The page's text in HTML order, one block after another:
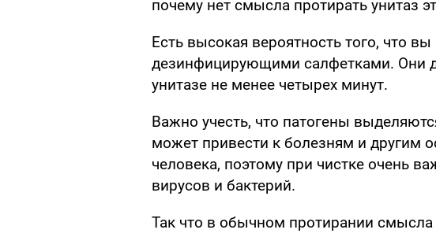
почему нет смысла протирать унитаз
Есть высокая вероятность того, что
дезинфицирующими салфетками. Они
унитазе не менее четырех минут.
Важно учесть, что патогены
может привести к болезням и другим
человека, поэтому при чистке очень
вирусов и бактерий.
Так что в обычном протирании смысла